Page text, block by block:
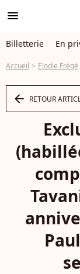
menu
Billetterie En
Accueil Elodie Frégé
arrow_left RETOUR